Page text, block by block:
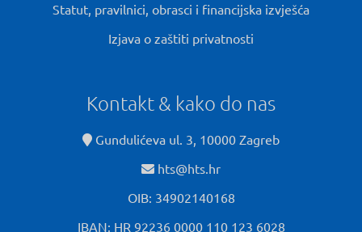
Statut, pravilnici, obrasci i financijska izvješća
Izjava o zaštiti privatnosti
Kontakt & kako do nas
Gundulićeva ul. 3, 10000 Zagreb
hts@hts.hr
OIB: 34902140168
IBAN: HR 92236 0000 110 123 6028